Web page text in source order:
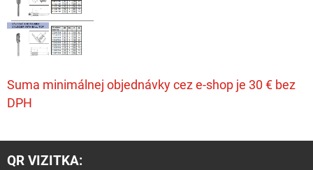
Suma minimálnej objednávky cez e-shop je 30 € bez
DPH
QR VIZITKA: